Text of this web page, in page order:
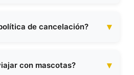
de cancelación?
con mascotas?